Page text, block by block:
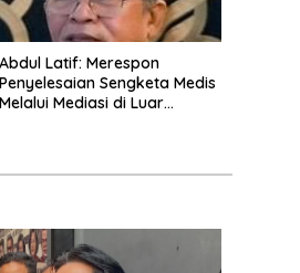
Abdul Latif: Merespon
Penyelesaian Sengketa Medis
Melalui Mediasi di Luar